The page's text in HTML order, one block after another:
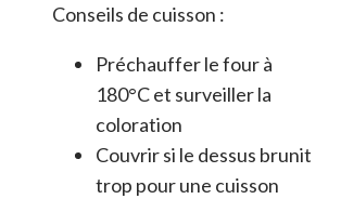
Conseils de cuisson :
Préchauffer le four à
180°C et surveiller la
coloration
Couvrir si le dessus brunit
trop pour une cuisson